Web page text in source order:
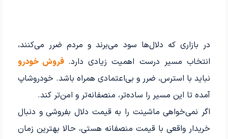
در بازاری که دلال‌ها سود می‌برند و مردم ضرر می‌کنند،
انتخاب مسیر درست اهمیت زیادی دارد. فروش خودرو
نباید با استرس، ضرر و بی‌اعتمادی همراه باشد. خودروشاپ
آمده تا این مسیر را ساده‌تر، منصفانه‌تر و امن‌تر کند.
اگر نمی‌خواهی ماشینت را به قیمت دلال بفروشی و دنبال
خریدار واقعی با قیمت منصفانه هستی، حالا بهترین زمان